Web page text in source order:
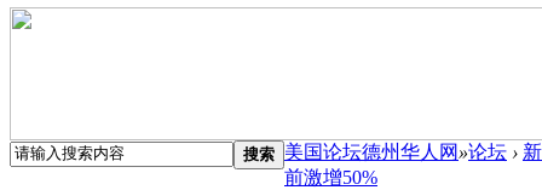
搜索 美国论坛德州华人网 »论坛 ›
前激增50%